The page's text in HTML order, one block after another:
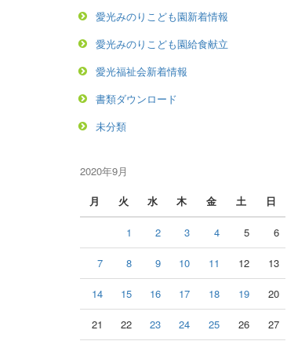
愛光みのりこども園新着情報
愛光みのりこども園給食献立
愛光福祉会新着情報
書類ダウンロード
未分類
2020年9月
月
火 水 木 金 土 日
1 2 3 4 5 6
7 8 9 10 11 12 13
14 15 16 17 18 19 20
21 22 23 24 25 26 27